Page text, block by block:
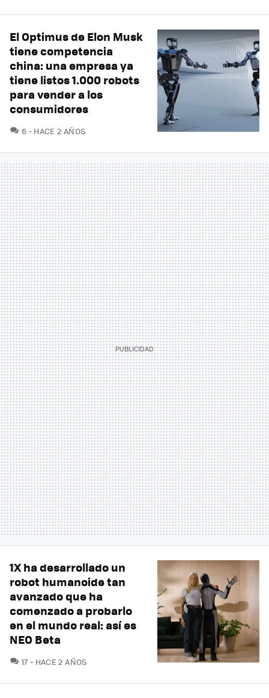
El Optimus de Elon Musk
tiene competencia
china: una empresa ya
tiene listos 1.000 robots
para vender a los
consumidores
6 COMENTARIOS
HACE 2 AÑOS
1X ha desarrollado un
robot humanoide tan
avanzado que ha
comenzado a probarlo
en el mundo real: así es
NEO Beta
17COMENTARIOS
HACE 2 AÑOS